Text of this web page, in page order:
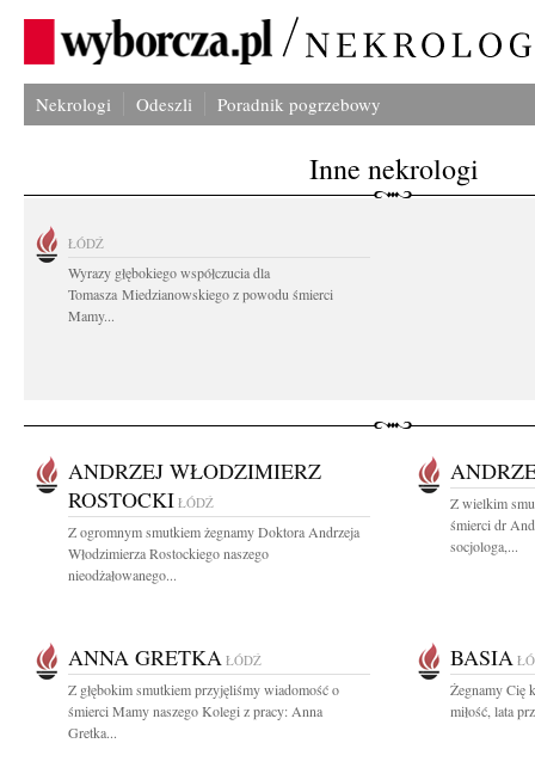
Nekrologi Odeszli Poradnik pogrzebowy
Inne nekrologi
ŁÓDŹ
Wyrazy głębokiego współczucia dla
Tomasza Miedzianowskiego z powodu śmierci
Mamy...
ANDRZEJ WŁODZIMIERZ
ROSTOCKI ŁÓDŹ
Z ogromnym smutkiem żegnamy Doktora Andrzeja
Włodzimierza Rostockiego naszego
nieodżałowanego...
Z wielkim
śmierci dr
socjologa,...
ANNA GRETKA ŁÓDŹ
Z głębokim smutkiem przyjęliśmy wiadomość o
śmierci Mamy naszego Kolegi z pracy: Anna
Gretka...
BASIA
Żegnamy Cię
miłość, lata